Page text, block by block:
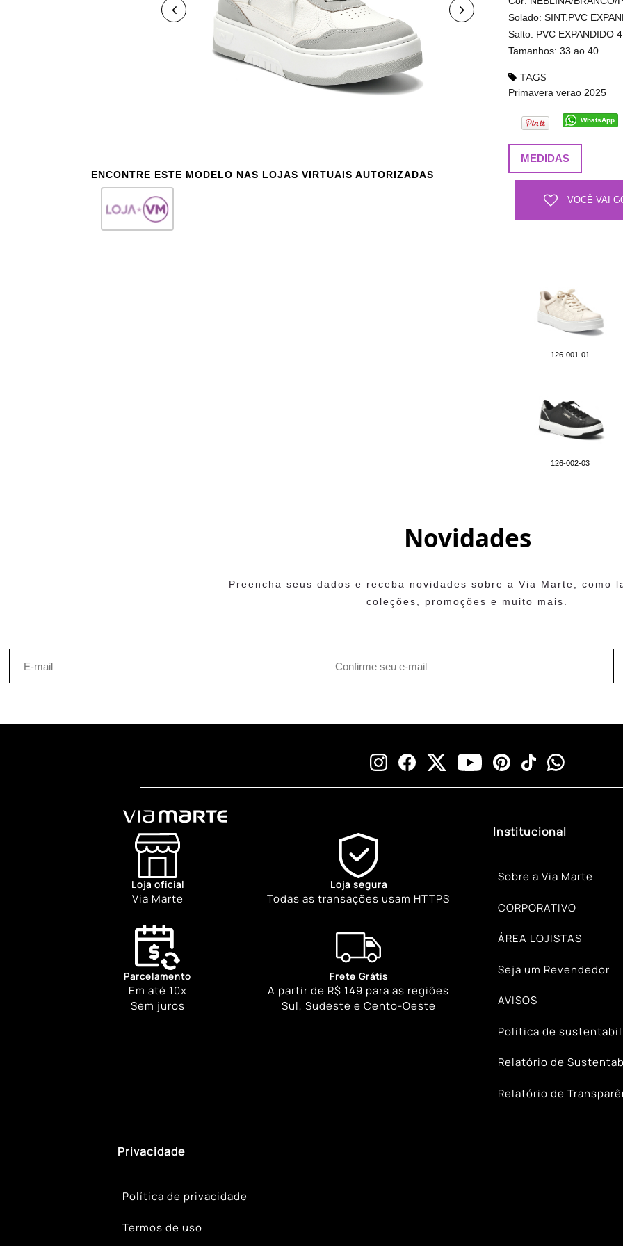
ENCONTRE ESTE MODELO NAS LOJAS VIRTUAIS AUTORIZADAS
Solado: SINT.PVC
Salto: PVC EXPANDIDO
Tamanhos: 33 ao 40
TAGS
Primavera verao 2025
WhatsApp
MEDIDAS
VOCÊ VAI
126-001-01
126-002-03
Novidades
Preencha seus dados e receba novidades sobre a Via Marte, como
coleções, promoções e muito mais.
Loja oficial
Via Marte
Loja segura
Todas as transações usam HTTPS
Parcelamento
Em até 10x
Sem juros
Frete Grátis
A partir de R$ 149 para as regiões
Sul, Sudeste e Cento-Oeste
Institucional
Sobre a Via Marte
CORPORATIVO
ÁREA LOJISTAS
Seja um Revendedor
AVISOS
Política de
Relatório de
Relatório de
Privacidade
Política de privacidade
Termos de uso